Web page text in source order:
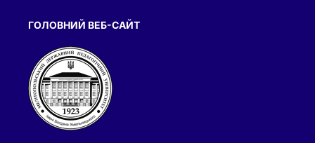
ГОЛОВНИЙ ВЕБ-САЙТ